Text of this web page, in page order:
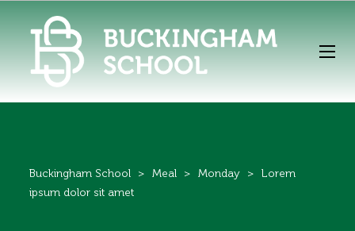
Buckingham School > Meal > Monday >
Lorem
ipsum dolor sit amet